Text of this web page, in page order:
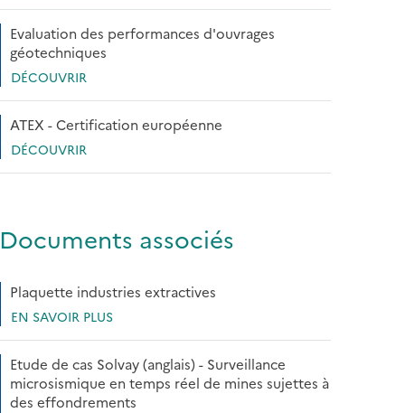
Evaluation des performances d'ouvrages
géotechniques
DÉCOUVRIR
ATEX - Certification européenne
DÉCOUVRIR
Documents associés
Plaquette industries extractives
EN SAVOIR PLUS
Etude de cas Solvay (anglais) - Surveillance
microsismique en temps réel de mines sujettes à
des effondrements